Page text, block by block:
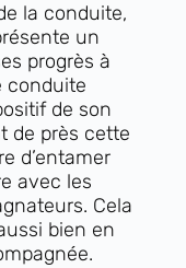
la conduite,
un
progrès à
conduite
de son
de près cette
d’entamer
avec les
Cela
bien en